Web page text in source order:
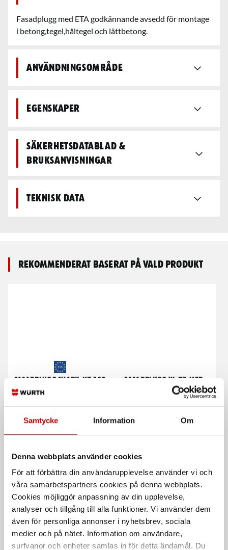
Samtycke Information Om
Denna webbplats använder cookies
För att förbättra din användarupplevelse använder vi och
våra samarbetspartners cookies på denna webbplats.
Cookies möjliggör anpassning av din upplevelse,
analyser och tillgång till alla funktioner. Vi använder dem
även för personliga annonser i nyhetsbrev, sociala
medier och på nätet. Information om användare,
surfvanor och enheter samlas in för detta ändamål. Du
Fasadplugg med ETA godkännande avsedd för montage
i betong,tegel,håltegel och lättbetong.
Användningsområde
Egenskaper
Säkerhetsdatablad &
bruksanvisningar
Teknisk data
Rekommenderat baserat på vald produkt
Fasadplugg SHARK-UR F 10
med sexkantsskruv och fläns
Förzinkad FZB (A2K)
Fasadplugg W-RD med
krage
med krage
Polyamid - PA
Fasadplugg SHARK-UR 8 FS
Fasadplugg SHARK-UR 10